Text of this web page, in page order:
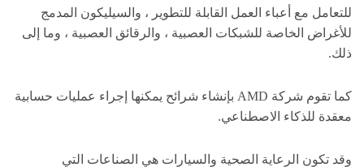
للتعامل مع أعباء العمل القابلة للتطوير ، والسيليكون المدمج
للأغراض الخاصة للشبكات العصبية ، والرقائق العصبية ، وما إلى
ذلك.
كما تقوم شركة AMD بإنشاء شرائح يمكنها إجراء عمليات حسابية
معقدة للذكاء الاصطناعي.
وقد تكون الرعاية الصحية والسيارات هي الصناعات التي